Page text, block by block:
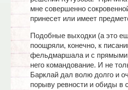
мне совершенно
принесет или имеет
Подобные выходки (а это
поощряли, конечно, к
фельдмаршала и с прямыми
него командование. И не
Барклай дал волю долго и
порыву ревности и обиды